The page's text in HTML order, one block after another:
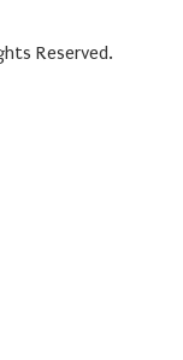
Reserved.